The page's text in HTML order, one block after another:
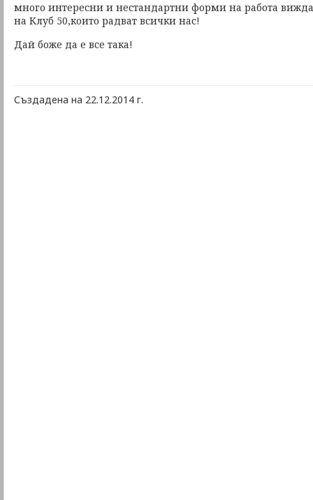
много интересни и нестандартни форми на работа
на Клуб 50,които радват всички нас!
Дай боже да е все така!
Създадена на 22.12.2014 г.